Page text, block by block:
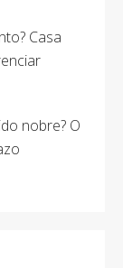
Casa
nobre? O